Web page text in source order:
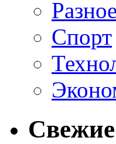
Разное
Спорт